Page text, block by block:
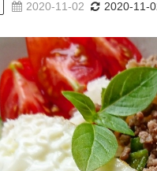
2020-11-02 2020-11-